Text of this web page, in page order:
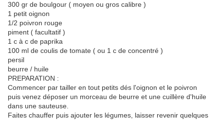
300 gr de boulgour ( moyen ou gros calibre )
1 petit oignon
1/2 poivron rouge
piment ( facultatif )
1 c à c de paprika
100 ml de coulis de tomate ( ou 1 c de concentré )
persil
beurre / huile
PREPARATION :
Commencer par tailler en tout petits dés l'oignon et le poivron
puis venez déposer un morceau de beurre et une cuillère d'huile
dans une sauteuse.
Faites chauffer puis ajouter les légumes, laisser revenir quelques